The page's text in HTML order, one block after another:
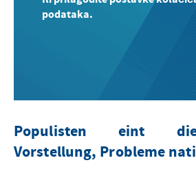
podataka.
Populisten eint
Vorstellung, Probleme